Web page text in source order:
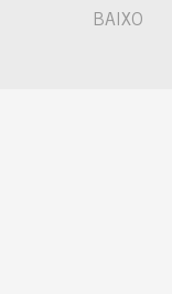
BAIXO